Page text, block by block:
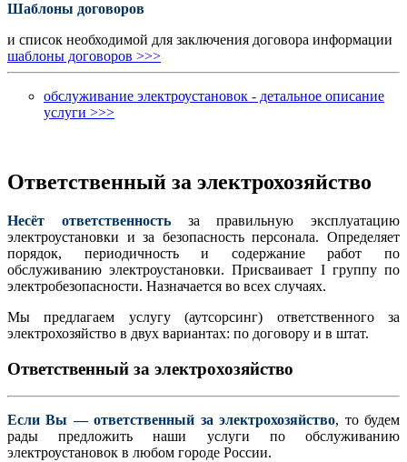
Шаблоны договоров
и список необходимой для заключения договора информации
шаблоны договоров >>>
обслуживание электроустановок - детальное описание
услуги >>>
Ответственный за электрохозяйство
Несёт ответственностьза правильную эксплуатацию
электроустановки и за безопасность персонала. Определяет
порядок, периодичность и содержание работ по
обслуживанию электроустановки. Присваивает I группу по
электробезопасности. Назначается во всех случаях.
Мы предлагаем услугу (аутсорсинг) ответственного за
электрохозяйство в двух вариантах: по договору и в штат.
Ответственный за электрохозяйство
Если Вы — ответственный за электрохозяйство, то будем
рады предложить наши услуги по обслуживанию
электроустановок в любом городе России.